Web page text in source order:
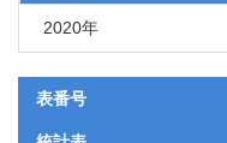
2020年
表番号